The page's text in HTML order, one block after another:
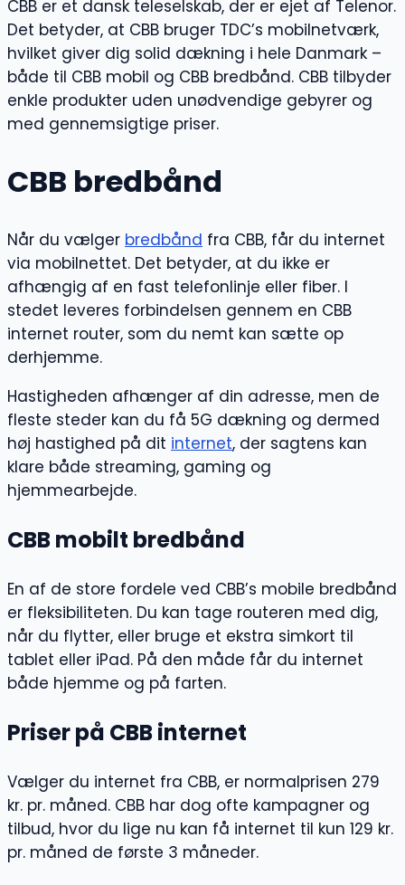
CBB er et dansk teleselskab, der er ejet af Telenor.
Det betyder, at CBB bruger TDC’s mobilnetværk,
hvilket giver dig solid dækning i hele Danmark –
både til CBB mobil og CBB bredbånd. CBB tilbyder
enkle produkter uden unødvendige gebyrer og
med gennemsigtige priser.
CBB bredbånd
Når du vælger bredbånd fra CBB, får du internet
via mobilnettet. Det betyder, at du ikke er
afhængig af en fast telefonlinje eller fiber. I
stedet leveres forbindelsen gennem en CBB
internet router, som du nemt kan sætte op
derhjemme.
Hastigheden afhænger af din adresse, men de
fleste steder kan du få 5G dækning og dermed
høj hastighed på dit internet, der sagtens kan
klare både streaming, gaming og
hjemmearbejde.
CBB mobilt bredbånd
En af de store fordele ved CBB’s mobile bredbånd
er fleksibiliteten. Du kan tage routeren med dig,
når du flytter, eller bruge et ekstra simkort til
tablet eller iPad. På den måde får du internet
både hjemme og på farten.
Priser på CBB internet
Vælger du internet fra CBB, er normalprisen 279
kr. pr. måned. CBB har dog ofte kampagner og
tilbud, hvor du lige nu kan få internet til kun 129 kr.
pr. måned de første 3 måneder.